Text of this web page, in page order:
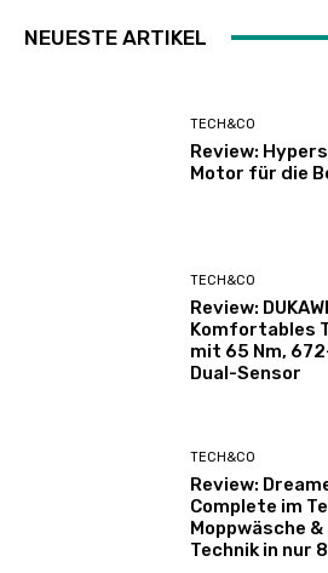
NEUESTE ARTIKEL
TECH&CO
Review:
Motor für die
TECH&CO
Review:
Komfortables
mit 65 Nm,
Dual-Sensor
TECH&CO
Review:
Complete im
Moppwäsche
Technik in nur